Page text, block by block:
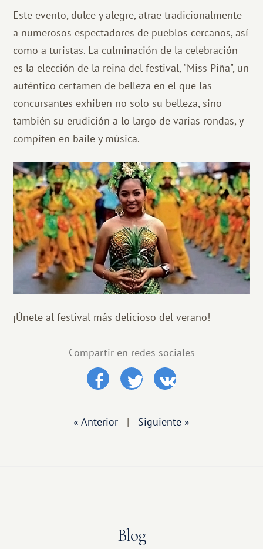
Este evento, dulce y alegre, atrae tradicionalmente
a numerosos espectadores de pueblos cercanos, así
como a turistas. La culminación de la celebración
es la elección de la reina del festival, "Miss Piña", un
auténtico certamen de belleza en el que las
concursantes exhiben no solo su belleza, sino
también su erudición a lo largo de varias rondas, y
compiten en baile y música.
¡Únete al festival más delicioso del verano!
Compartir en redes sociales
« Anterior | Siguiente »
Blog